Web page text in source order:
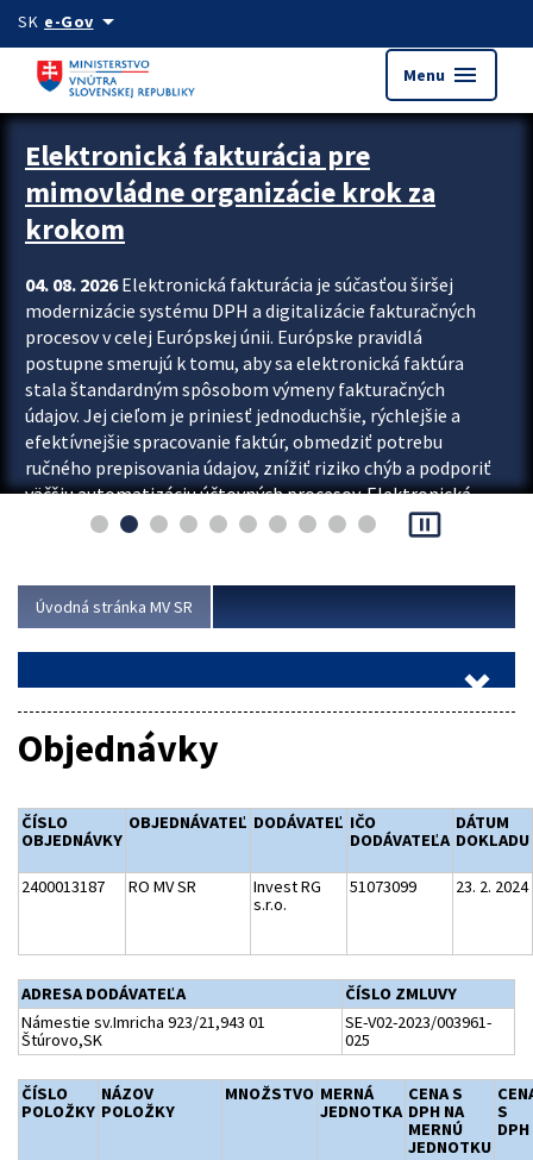
Preskocit na hlavný obsah
SK e-Govarrow_drop_down
Menu menu
Zastavit automatický posun upútavok
Elektronická fakturácia pre
mimovládne organizácie krok za
krokom
04. 08. 2026Elektronická fakturácia je súčasťou širšej
modernizácie systému DPH a digitalizácie fakturačných
procesov v celej Európskej únii. Európske pravidlá
postupne smerujú k tomu, aby sa elektronická faktúra
stala štandardným spôsobom výmeny fakturačných
údajov. Jej cieľom je priniesť jednoduchšie, rýchlejšie a
efektívnejšie spracovanie faktúr, obmedziť potrebu
ručného prepisovania údajov, znížiť riziko chýb a podporiť
väčšiu automatizáciu účtovných procesov. Elektronická
fakturácia preto nepredstavuje...
pause_presentation
Úvodná stránka MV SR
Objednávky
ČÍSLO
OBJEDNÁVKY
OBJEDNÁVATEĽ DODÁVATEĽ IČO
DODÁVATEĽA
DÁTUM
DOKLADU
2400013187 RO MV SR
Invest RG
s.r.o.
51073099 23. 2. 2024
ADRESA DODÁVATEĽA
ČÍSLO ZMLUVY
Námestie sv.Imricha 923/21,943 01
Štúrovo,SK
SE-V02-2023/003961-
025
ČÍSLO
POLOŽKY
NÁZOV
POLOŽKY
MNOŽSTVO MERNÁ
JEDNOTKA
CENA S
DPH NA
MERNÚ
JEDNOTKU
S
DPH